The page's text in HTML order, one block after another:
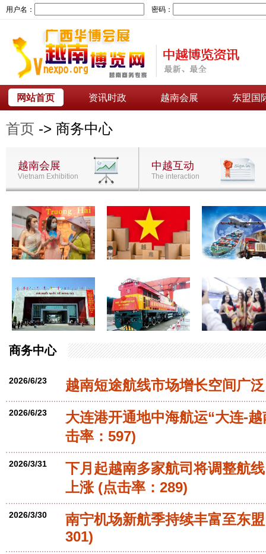
用户名： 密码：
网站首页 资讯时政 越南会展 东盟国
首页 -> 商务中心
越南会展
Vietnam Exhibition
中越互动
The interaction
商务中心
2026/6/23 越南短途航线市场增长空间广泛
2026/6/23
大连港开通地中海航运“大连-
击率：597)
2026/3/31
下月起越南多家航司将调整航
上涨 (点击率：289)
2026/3/30
南宁机场新航季持续丰富至东
301)